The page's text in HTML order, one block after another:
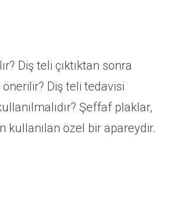
Diş teli çıktıktan sonra
Diş teli tedavisi
Şeffaf plaklar,
kullanılan özel bir apareydir.